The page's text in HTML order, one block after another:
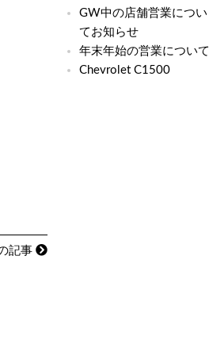
記事
GW中の店舗営業につい
てお知らせ
年末年始の営業について
Chevrolet C1500